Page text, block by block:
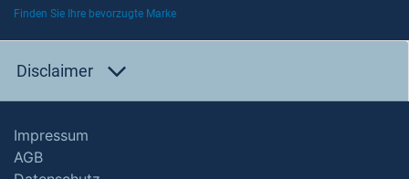
Finden Sie Ihre bevorzugte Marke
Disclaimer
Impressum
AGB